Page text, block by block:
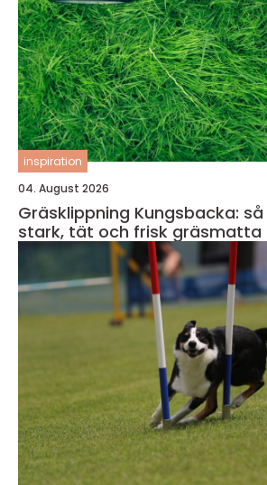
inspiration
04. August 2026
Gräsklippning Kungsbacka:
stark, tät och frisk gräsmatta